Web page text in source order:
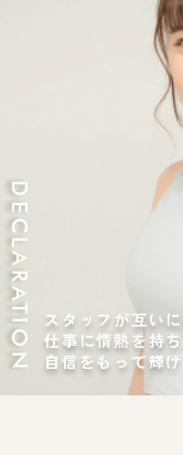
DECLARATION
スタッフが互い
仕事に情熱を持ち
自信をもって輝